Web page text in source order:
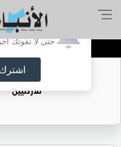
أترغب
حتى لا تفوتك آخر
اشترك حقل
للأردنيين